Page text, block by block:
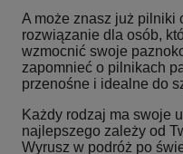
A może znasz już pilniki
rozwiązanie dla osób,
wzmocnić swoje
zapomnieć o pilnikach
przenośne i idealne do
Każdy rodzaj ma swoje
najlepszego zależy od
Wyrusz w podróż po